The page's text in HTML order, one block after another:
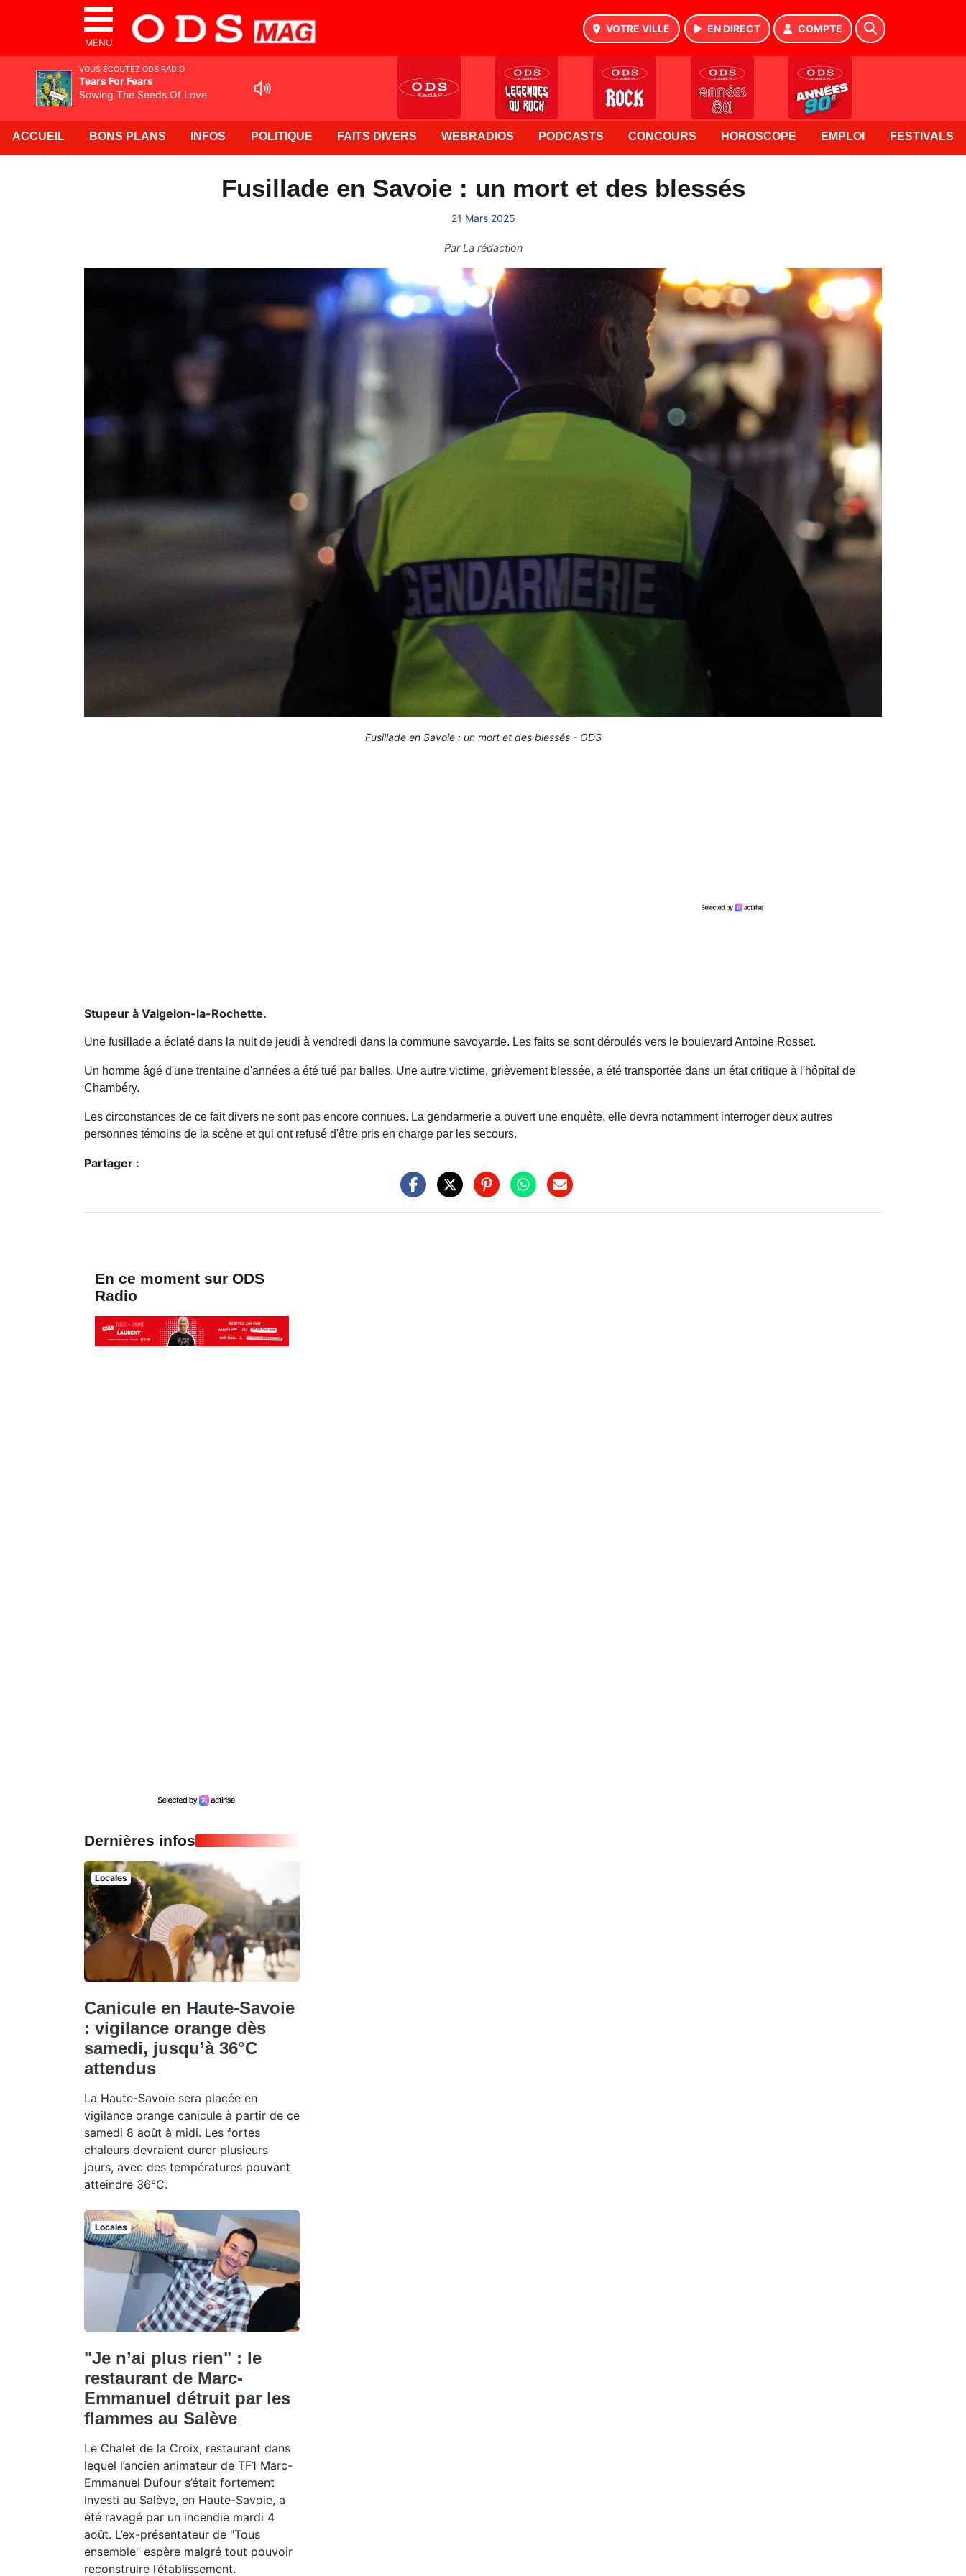
MENU
VOTRE VILLE EN DIRECT COMPTE
ACCUEIL BONS PLANS INFOS POLITIQUE FAITS DIVERS WEBRADIOS PODCASTS CONCOURS HOROSCOPE EMPLOI FESTIVALS
Fusillade en Savoie : un mort et des blessés
21 Mars 2025
ParLa rédaction
Fusillade en Savoie : un mort et des blessés - ODS
Stupeur à Valgelon-la-Rochette.
Une fusillade a éclaté dans la nuit de jeudi à vendredi dans la commune savoyarde. Les faits se sont déroulés vers le boulevard Antoine Rosset.
Un homme âgé d'une trentaine d'années a été tué par balles. Une autre victime, grièvement blessée, a été transportée dans un état critique à l'hôpital de
Chambéry.
Les circonstances de ce fait divers ne sont pas encore connues. La gendarmerie a ouvert une enquête, elle devra notamment interroger deux autres
personnes témoins de la scène et qui ont refusé d'être pris en charge par les secours.
Partager :
En ce moment sur ODS
Radio
Dernières infos
Locales
Canicule en Haute-Savoie
: vigilance orange dès
samedi, jusqu’à 36°C
attendus
La Haute-Savoie sera placée en
vigilance orange canicule à partir de ce
samedi 8 août à midi. Les fortes
chaleurs devraient durer plusieurs
jours, avec des températures pouvant
atteindre 36°C.
Locales
"Je n’ai plus rien" : le
restaurant de Marc-
Emmanuel détruit par les
flammes au Salève
Le Chalet de la Croix, restaurant dans
lequel l’ancien animateur de TF1 Marc-
Emmanuel Dufour s’était fortement
investi au Salève, en Haute-Savoie, a
été ravagé par un incendie mardi 4
août. L’ex-présentateur de "Tous
ensemble" espère malgré tout pouvoir
reconstruire l’établissement.
VOUS ÉCOUTEZ ODS RADIO
Tears For Fears
Sowing The Seeds Of Love